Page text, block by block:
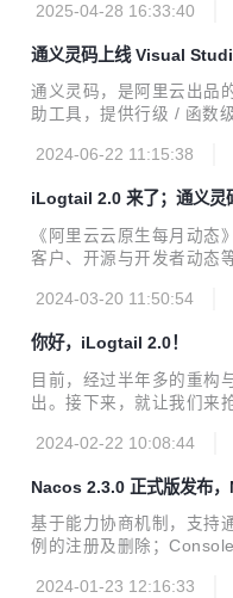
2025-04-28 16:33:40
通义灵码上线 Visual
通义灵码，是阿里云出品
助工具，提供行级 / 函数
答、异常报错排查等能力
2024-06-22 11:15:38
iLogtail 2.0 来了；通义灵
《阿里云云原生每月动态
客户、开源与开发者动态
2024-03-20 11:50:54
你好，iLogtail 2.0！
目前，经过半年多的重构
出。接下来，就让我们来
2024-02-22 10:08:44
Nacos 2.3.0 正式版发布
基于能力协商机制，支持
例的注册及删除；
2024-01-23 12:16:33